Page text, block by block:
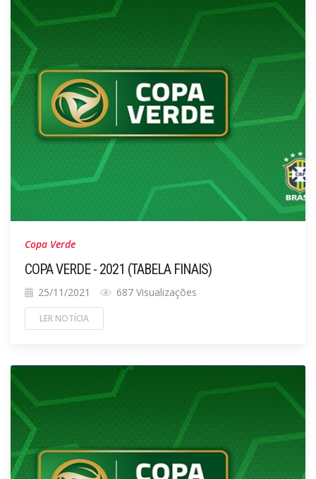
Copa Verde
COPA VERDE - 2021 (TABELA FINAIS)
25/11/2021 687 Visualizações
LER NOTÍCIA